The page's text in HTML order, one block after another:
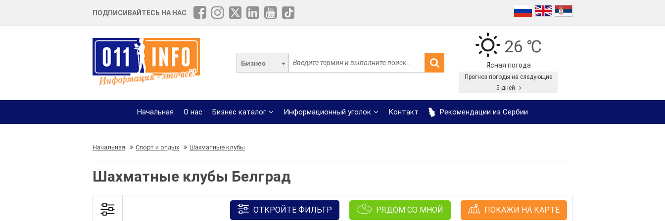
ПОДПИСИВАЙТЕСЬ НА НАС
Бизнес
26 ℃
Ясная погода
Прогноз погоды на следующие
5 дней
Начальная О нас Бизнес каталог Информационный уголок Контакт Рекомендации из Сербии
Начальная Спорт и отдых Шахматные клубы
Шахматные клубы Белград
ОТКРОЙТЕ ФИЛЬТР РЯДОМ СО МНОЙ ПОКАЖИ НА КАРТЕ